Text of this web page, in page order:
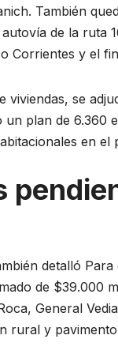
También
autovía de la ruta
Corrientes y el
viviendas, se
un plan de 6.360
en
detalló
de $39.000
General
rural y